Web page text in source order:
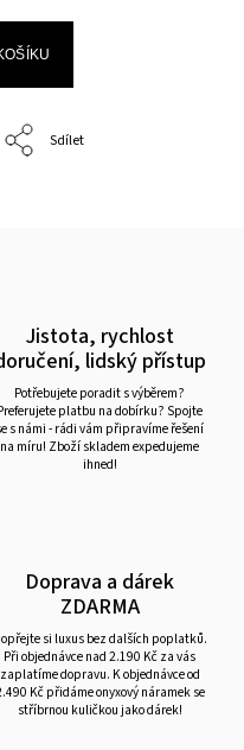
Sdílet
Jistota, rychlost
lidský přístup
Potřebujete poradit s výběrem?
platbu na dobírku? Spojte
s námi - rádi vám připravíme řešení
na míru! Zboží skladem expedujeme
ihned!
Doprava a dárek
ZDARMA
si luxus bez dalších poplatků.
Při objednávce nad 2.190 Kč za vás
zaplatíme dopravu. K objednávce od
Kč přidáme onyxový náramek se
stříbrnou kuličkou jako dárek!